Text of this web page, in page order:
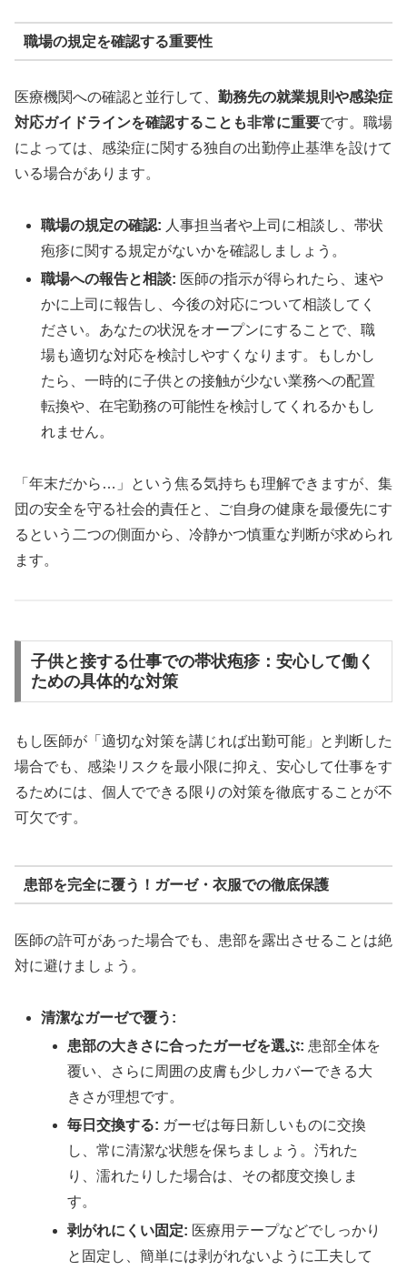
職場の規定を確認する重要性
医療機関への確認と並行して、 勤務先の就業規則や感染症
対応ガイドラインを確認することも非常に重要です。職場
によっては、感染症に関する独自の出勤停止基準を設けて
いる場合があります。
職場の規定の確認: 人事担当者や上司に相談し、帯状
疱疹に関する規定がないかを確認しましょう。
職場への報告と相談: 医師の指示が得られたら、速や
かに上司に報告し、今後の対応について相談してく
ださい。あなたの状況をオープンにすることで、職
場も適切な対応を検討しやすくなります。もしかし
たら、一時的に子供との接触が少ない業務への配置
転換や、在宅勤務の可能性を検討してくれるかもし
れません。
「年末だから…」という焦る気持ちも理解できますが、集
団の安全を守る社会的責任と、ご自身の健康を最優先にす
るという二つの側面から、冷静かつ慎重な判断が求められ
ます。
子供と接する仕事での帯状疱疹：安心して働く
ための具体的な対策
もし医師が「適切な対策を講じれば出勤可能」と判断した
場合でも、感染リスクを最小限に抑え、安心して仕事をす
るためには、個人でできる限りの対策を徹底することが不
可欠です。
患部を完全に覆う！ガーゼ・衣服での徹底保護
医師の許可があった場合でも、患部を露出させることは絶
対に避けましょう。
清潔なガーゼで覆う:
患部の大きさに合ったガーゼを選ぶ: 患部全体を
覆い、さらに周囲の皮膚も少しカバーできる大
きさが理想です。
毎日交換する: ガーゼは毎日新しいものに交換
し、常に清潔な状態を保ちましょう。汚れた
り、濡れたりした場合は、その都度交換しま
す。
剥がれにくい固定: 医療用テープなどでしっかり
と固定し、簡単には剥がれないように工夫して